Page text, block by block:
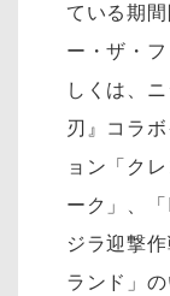
ている期
ー・ザ・
しくは、
刃』コラ
ョン「ク
ーク」、「
ジラ迎撃
ランド」